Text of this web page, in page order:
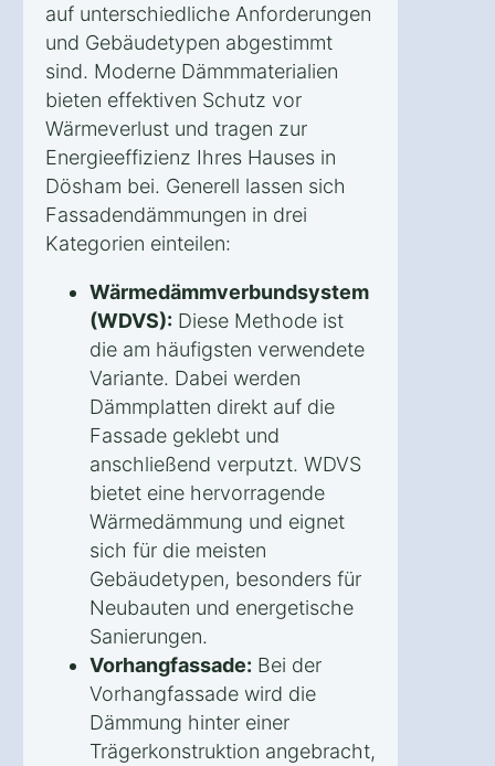
auf unterschiedliche Anforderungen
und Gebäudetypen abgestimmt
sind. Moderne Dämmmaterialien
bieten effektiven Schutz vor
Wärmeverlust und tragen zur
Energieeffizienz Ihres Hauses in
Dösham bei. Generell lassen sich
Fassadendämmungen in drei
Kategorien einteilen:
Wärmedämmverbundsystem
(WDVS): Diese Methode ist
die am häufigsten verwendete
Variante. Dabei werden
Dämmplatten direkt auf die
Fassade geklebt und
anschließend verputzt. WDVS
bietet eine hervorragende
Wärmedämmung und eignet
sich für die meisten
Gebäudetypen, besonders für
Neubauten und energetische
Sanierungen.
Vorhangfassade: Bei der
Vorhangfassade wird die
Dämmung hinter einer
Trägerkonstruktion angebracht,